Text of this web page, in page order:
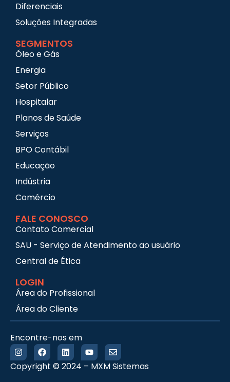
Diferenciais
Soluções Integradas
SEGMENTOS
Óleo e Gás
Energia
Setor Público
Hospitalar
Planos de Saúde
Serviços
BPO Contábil
Educação
Indústria
Comércio
FALE CONOSCO
Contato Comercial
SAU - Serviço de Atendimento ao usuário
Central de Ética
LOGIN
Área do Profissional
Área do Cliente
Encontre-nos em
Copyright © 2024 – MXM Sistemas